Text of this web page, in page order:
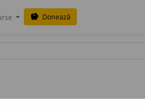
savings Donează